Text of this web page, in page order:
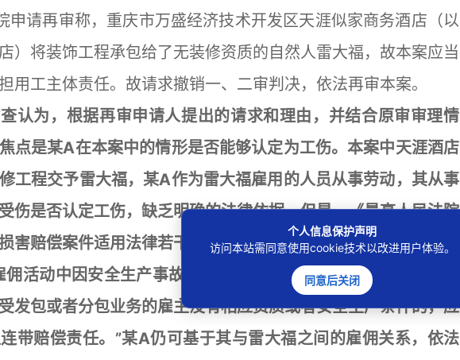
请再审称，重庆市万盛经济技术开发区天涯似家商务酒店（以
）将装饰工程承包给了无装修资质的自然人雷大福，故本案应当
用工主体责任。故请求撤销一、二审判决，依法再审本案。
为，根据再审申请人提出的请求和理由，并结合原审审理情
点是某A在本案中的情形是否能够认定为工伤。本案中天涯酒店
工程交予雷大福，某A作为雷大福雇用的人员从事劳动，其从事
伤是否认定工伤，缺乏明确的法律依据。但是，《最高人民法院
害赔偿案件适用法律若干问题的解释》第十一条第（二）款规定
佣活动中因安全生产事故遭受人身损害，发包人、分包人知道或
发包或者分包业务的雇主没有相应资质或者安全生产条件的，应
带赔偿责任。”某A仍可基于其与雷大福之间的雇佣关系，依法
个人信息保护声明
访问本站需同意使用cookie技术以改进用户体验。
同意后关闭